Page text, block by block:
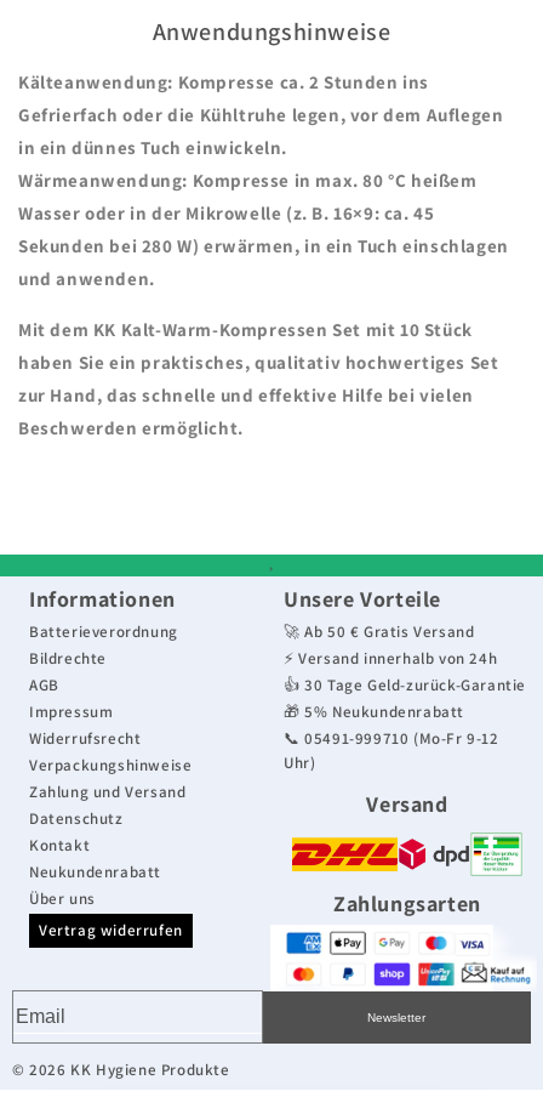
Anwendungshinweise
Kälteanwendung: Kompresse ca. 2 Stunden ins
Gefrierfach oder die Kühltruhe legen, vor dem Auflegen
in ein dünnes Tuch einwickeln.
Wärmeanwendung: Kompresse in max. 80 °C heißem
Wasser oder in der Mikrowelle (z. B. 16×9: ca. 45
Sekunden bei 280 W) erwärmen, in ein Tuch einschlagen
und anwenden.
Mit dem KK Kalt-Warm-Kompressen Set mit 10 Stück
haben Sie ein praktisches, qualitativ hochwertiges Set
zur Hand, das schnelle und effektive Hilfe bei vielen
Beschwerden ermöglicht.
,
Informationen
Batterieverordnung
Bildrechte
AGB
Impressum
Widerrufsrecht
Verpackungshinweise
Zahlung und Versand
Datenschutz
Kontakt
Neukundenrabatt
Über uns
Vertrag widerrufen
Unsere Vorteile
🚀 Ab 50 € Gratis Versand
⚡ Versand innerhalb von 24h
👍 30 Tage Geld-zurück-Garantie
🎁 5% Neukundenrabatt
📞 05491-999710 (Mo-Fr 9-12
Uhr)
Versand
Zahlungsarten
© 2026 KK Hygiene Produkte
Newsletter